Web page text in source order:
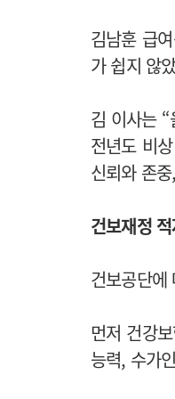
김남훈 급
가 쉽지 않
김 이사는
전년도 비
신뢰와 존
건보재정
건보공단에
먼저 건강
능력, 수가